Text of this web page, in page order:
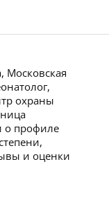
Московская
охраны
о профиле
и оценки